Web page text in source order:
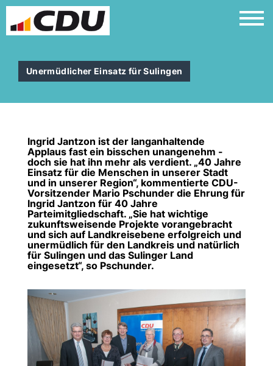
Unermüdlicher Einsatz für Sulingen
Ingrid Jantzon ist der langanhaltende
Applaus fast ein bisschen unangenehm -
doch sie hat ihn mehr als verdient. „40 Jahre
Einsatz für die Menschen in unserer Stadt
und in unserer Region“, kommentierte CDU-
Vorsitzender Mario Pschunder die Ehrung für
Ingrid Jantzon für 40 Jahre
Parteimitgliedschaft. „Sie hat wichtige
zukunftsweisende Projekte vorangebracht
und sich auf Landkreisebene erfolgreich und
unermüdlich für den Landkreis und natürlich
für Sulingen und das Sulinger Land
eingesetzt“, so Pschunder.